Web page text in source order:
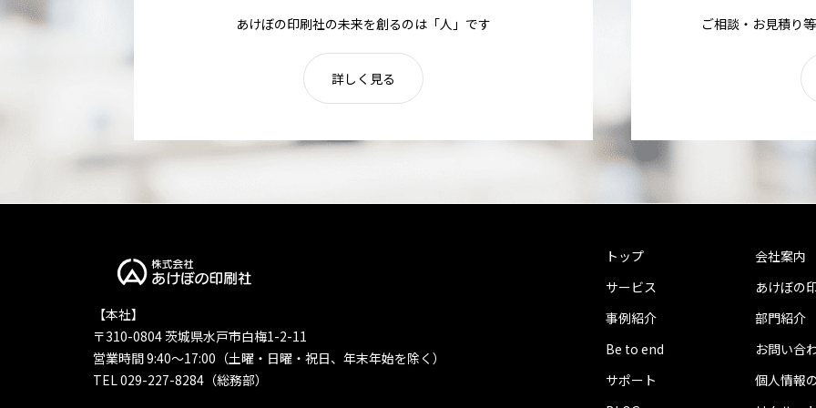
あけぼの印刷社の未来を創るのは「人」です
詳しく見る
ご相談・お見積り
【本社】
〒310-0804 茨城県水戸市白梅1-2-11
営業時間 9:40〜17:00（土曜・日曜・祝日、年末年始を除く）
TEL 029-227-8284（総務部）
トップ
サービス
事例紹介
Be to end
サポート
会社案内
あけぼの
部門紹介
お問い合
個人情報